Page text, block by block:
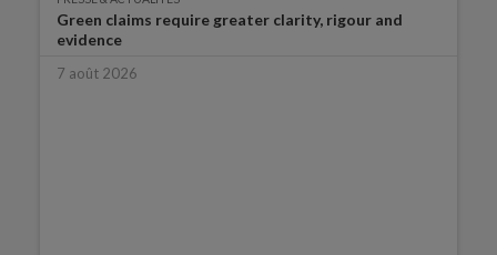
Green claims require greater clarity, rigour and
evidence
7 août 2026